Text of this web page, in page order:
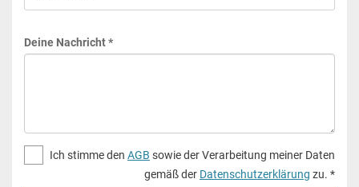
Deine Nachricht *
Ich stimme den AGB sowie der Verarbeitung meiner Daten
gemäß der Datenschutzerklärung zu. *